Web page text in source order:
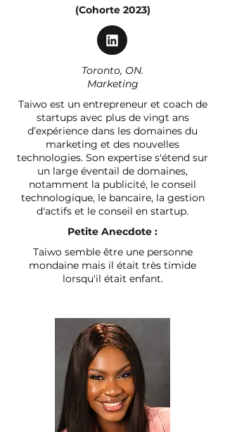
(Cohorte 2023)
Toronto, ON.
Marketing
Taiwo est un entrepreneur et coach de
startups avec plus de vingt ans
d’expérience dans les domaines du
marketing et des nouvelles
technologies. Son expertise s'étend sur
un large éventail de domaines,
notamment la publicité, le conseil
technologique, le bancaire, la gestion
d'actifs et le conseil en startup.
Petite Anecdote :
Taiwo semble être une personne
mondaine mais il était très timide
lorsqu'il était enfant.